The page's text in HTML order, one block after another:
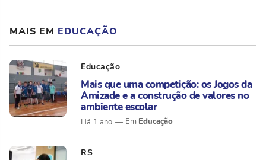
MAIS EM EDUCAÇÃO
Educação
Mais que uma competição: os Jogos da
Amizade e a construção de valores no
ambiente escolar
Há 1 ano Educação
RS